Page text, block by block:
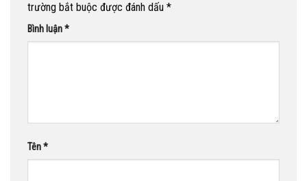
trường bắt buộc được đánh dấu *
Bình luận*
Tên*